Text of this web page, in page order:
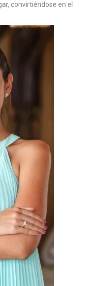
convirtiéndose en el